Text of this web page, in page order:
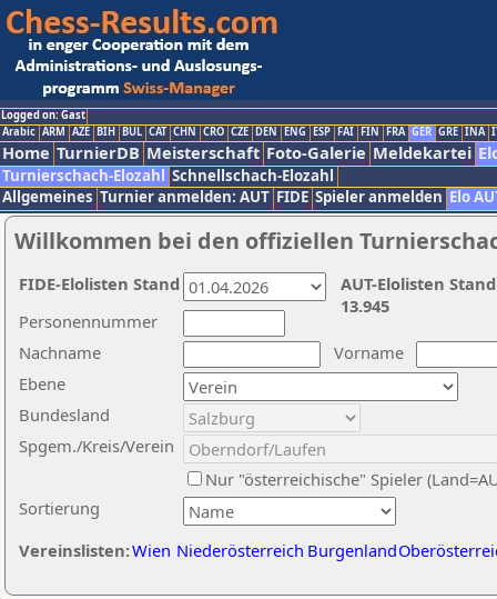
Logged on: Gast
Arabic ARM AZE BIH BUL CAT CHN CRO CZE DEN ENG ESP FAI FIN FRA GER GRE INA
Home TurnierDB Meisterschaft Foto-Galerie Meldekartei
Turnierschach-Elozahl Schnellschach-Elozahl
Allgemeines Turnier anmelden: AUT FIDE Spieler anmelden Elo
Willkommen bei den offiziellen
Nachname
Vorname
Ebene
Sortierung
Personennummer
Bundesland
Spgem./Kreis/Verein
Nur "österreichische" Spieler
Vereinslisten:Wien Niederösterreich Burgenland
AUT-Elolisten
13.945
FIDE-Elolisten Stand